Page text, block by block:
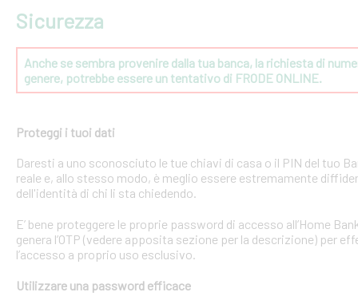
Sicurezza
Anche se sembra provenire dalla tua banca, la richiesta di
genere, potrebbe essere un tentativo di FRODE ONLINE.
Proteggi i tuoi dati
Daresti a uno sconosciuto le tue chiavi di casa o il PIN del tuo
reale e, allo stesso modo, è meglio essere estremamente
dell'identità di chi li sta chiedendo.
E’ bene proteggere le proprie password di accesso all’Home
genera l’OTP (vedere apposita sezione per la descrizione) per
l’accesso a proprio uso esclusivo.
Utilizzare una password efficace